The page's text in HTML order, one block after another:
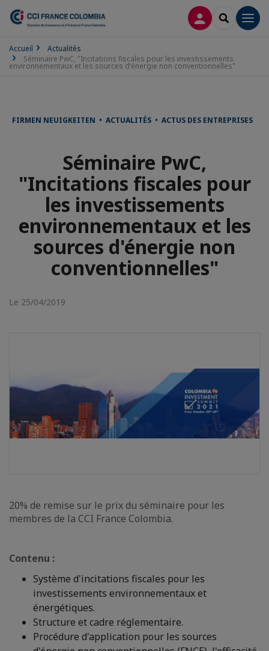
CONNEXION
Accueil
Actualités
Séminaire PwC, "Incitations fiscales pour les investissements
environnementaux et les sources d'énergie non conventionnelles"
FIRMEN NEUIGKEITEN • ACTUALITÉS • ACTUS DES ENTREPRISES
Séminaire PwC,
"Incitations fiscales pour
les investissements
environnementaux et les
sources d'énergie non
conventionnelles"
Le 25/04/2019
20% de remise sur le prix du séminaire pour les
membres de la CCI France Colombia.
Contenu :
Système d'incitations fiscales pour les
investissements environnementaux et
énergétiques.
Structure et cadre réglementaire.
Procédure d'application pour les sources